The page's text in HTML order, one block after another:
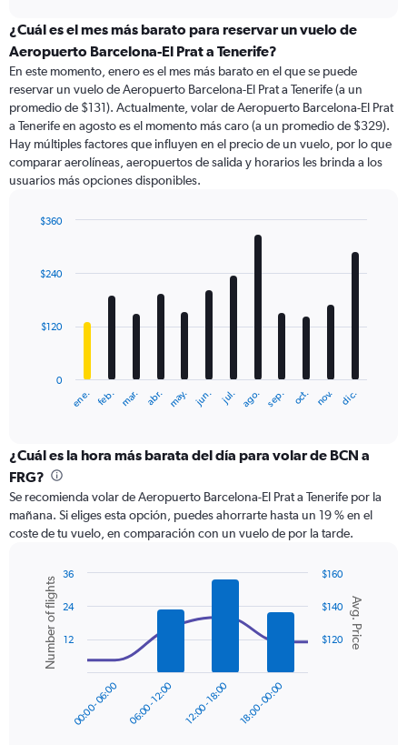
categories.
Range:
91
categories.
The
chart
has
1
Y
axis
values.
to
¿Cuál es el mes más barato para reservar un vuelo de
Aeropuerto Barcelona-El Prat a Tenerife?
En este momento, enero es el mes más barato en el que se puede
reservar un vuelo de Aeropuerto Barcelona-El Prat a Tenerife (a un
promedio de $131). Actualmente, volar de Aeropuerto Barcelona-El Prat
a Tenerife en agosto es el momento más caro (a un promedio de $329).
Hay múltiples factores que influyen en el precio de un vuelo, por lo que
comparar aerolíneas, aeropuertos de salida y horarios les brinda a los
usuarios más opciones disponibles.
with
12
The
categories.
Range:
categories.
The
chart
axis
displaying
values.
Range:
ene. feb. mar. abr. may. jun. jul. ago. sep. oct. nov. dic.
0
$120
$240
$360
¿Cuál es la hora más barata del día para volar de BCN a
FRG?
Se recomienda volar de Aeropuerto Barcelona-El Prat a Tenerife por la
mañana. Si eliges esta opción, puedes ahorrarte hasta un 19 % en el
coste de tu vuelo, en comparación con un vuelo de por la tarde.
Combination
chart
with
data
series.
Chart
graphic.
Avg. Price
Number of flights
00:00 - 06:00 06:00 - 12:00 12:00 - 18:00 18:00 - 00:00
$120
$140
$160
12
24
36